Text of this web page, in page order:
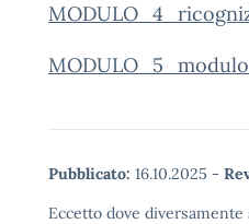
Pubblicato: 16.10.2025 -
Eccetto dove